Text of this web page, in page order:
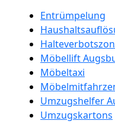
Entrümpelung
Möbellift
Möbeltaxi
Umzugshelfer
Umzugskartons